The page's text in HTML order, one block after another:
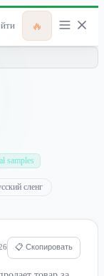
🔥
samples
сленг
📋 Скопировать